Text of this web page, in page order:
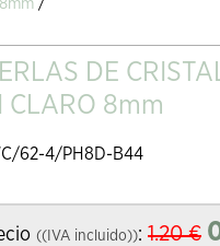
/
DE
CLARO 8mm
62-4/PH8D-B44
((IVA incluido)): 1.20€